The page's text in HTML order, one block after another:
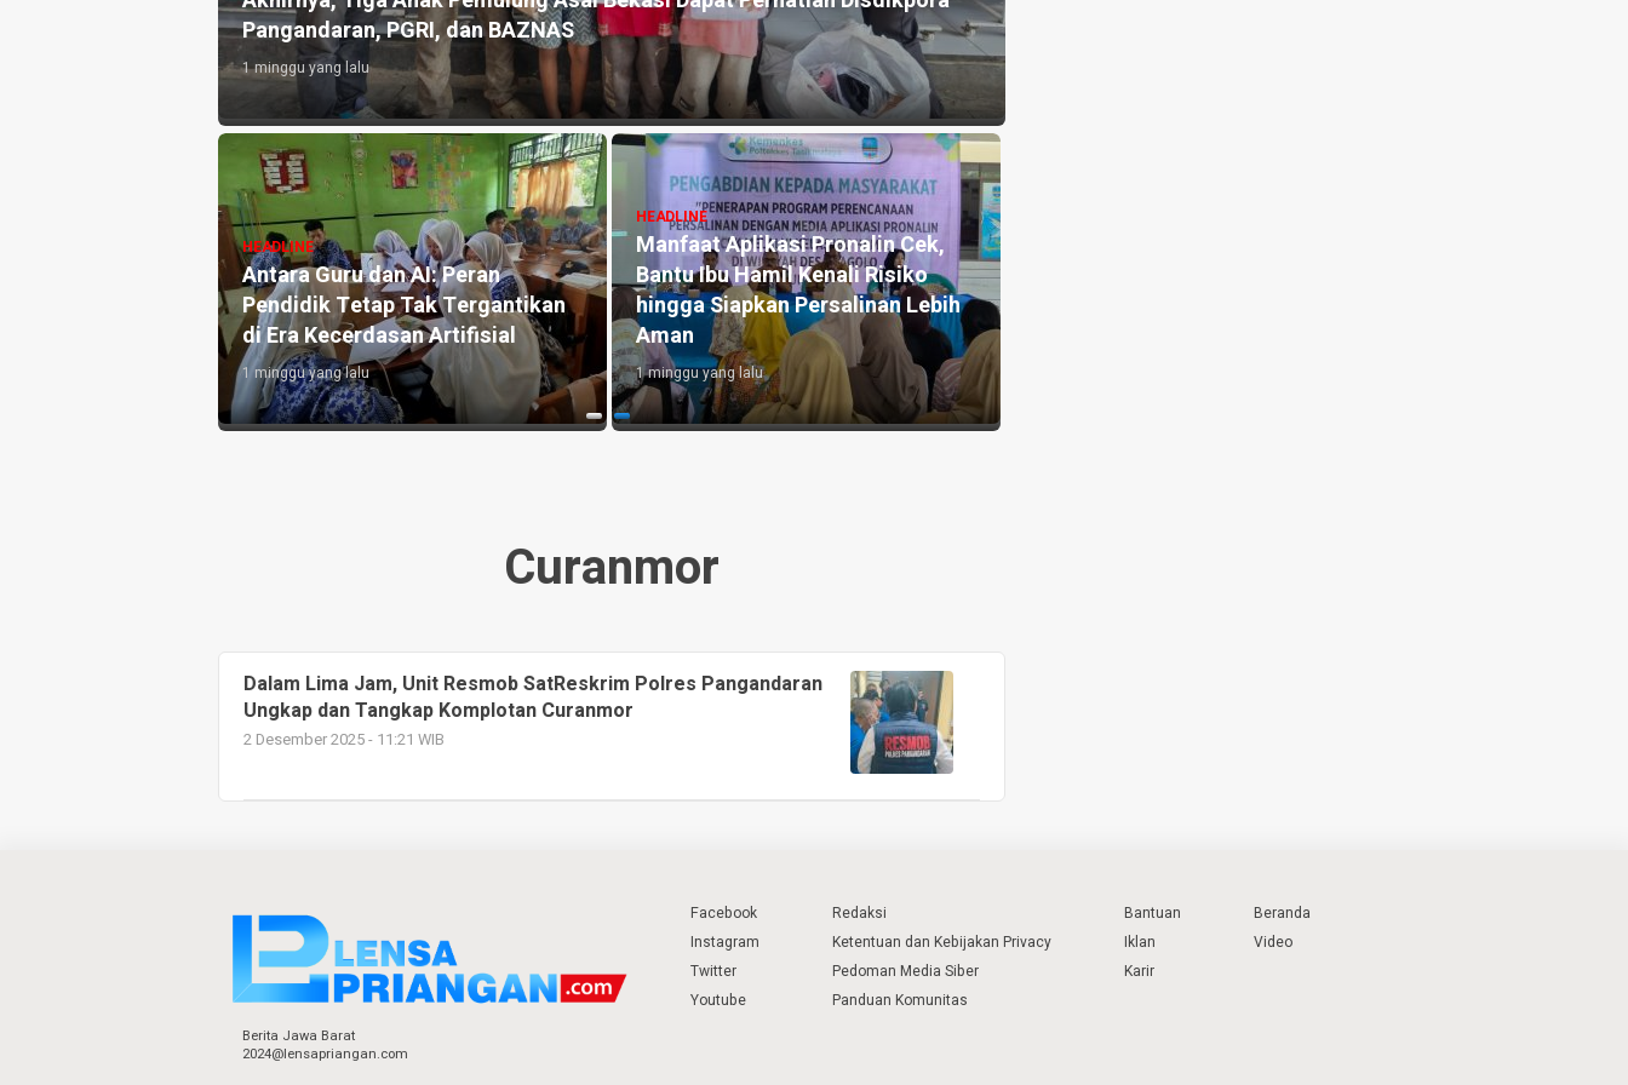
Pangandaran, PGRI, dan BAZNAS
1 minggu yang lalu
HEADLINE
Antara Guru dan AI: Peran
Pendidik Tetap Tak Tergantikan
di Era Kecerdasan Artifisial
1 minggu yang lalu
HEADLINE
Manfaat Aplikasi Pronalin Cek,
Bantu Ibu Hamil Kenali Risiko
hingga Siapkan Persalinan Lebih
Aman
1 minggu yang lalu
Curanmor
Dalam Lima Jam, Unit Resmob SatReskrim Polres Pangandaran
Ungkap dan Tangkap Komplotan Curanmor
2 Desember 2025 - 11:21 WIB
Berita Jawa Barat
2024@lensapriangan.com
Facebook
Instagram
Twitter
Youtube
Redaksi
Ketentuan dan Kebijakan Privacy
Pedoman Media Siber
Panduan Komunitas
Bantuan
Iklan
Karir
Beranda
Video